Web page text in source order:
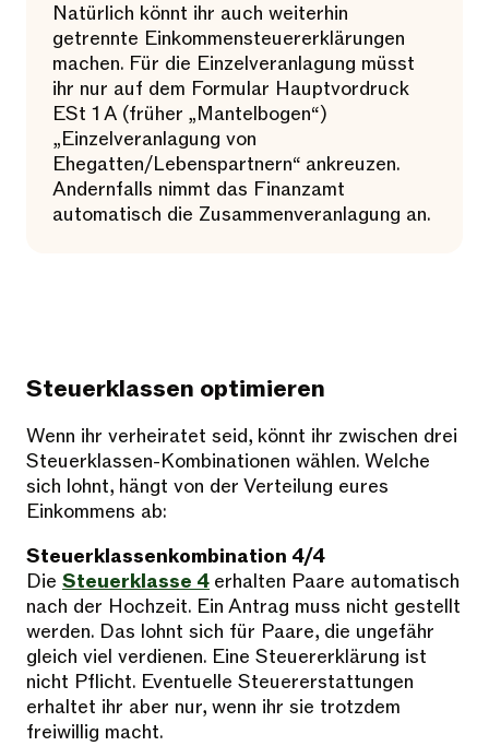
Natürlich könnt ihr auch weiterhin
getrennte Einkommensteuererklärungen
machen. Für die Einzelveranlagung müsst
ihr nur auf dem Formular Hauptvordruck
ESt 1 A (früher „Mantelbogen“)
„Einzelveranlagung von
Ehegatten/Lebenspartnern“ ankreuzen.
Andernfalls nimmt das Finanzamt
automatisch die Zusammenveranlagung an.
Steuerklassen optimieren
Wenn ihr verheiratet seid, könnt ihr zwischen drei
Steuerklassen-Kombinationen wählen. Welche
sich lohnt, hängt von der Verteilung eures
Einkommens ab:
Steuerklassenkombination 4/4
Die Steuerklasse 4 erhalten Paare automatisch
nach der Hochzeit. Ein Antrag muss nicht gestellt
werden. Das lohnt sich für Paare, die ungefähr
gleich viel verdienen. Eine Steuererklärung ist
nicht Pflicht. Eventuelle Steuererstattungen
erhaltet ihr aber nur, wenn ihr sie trotzdem
freiwillig macht.